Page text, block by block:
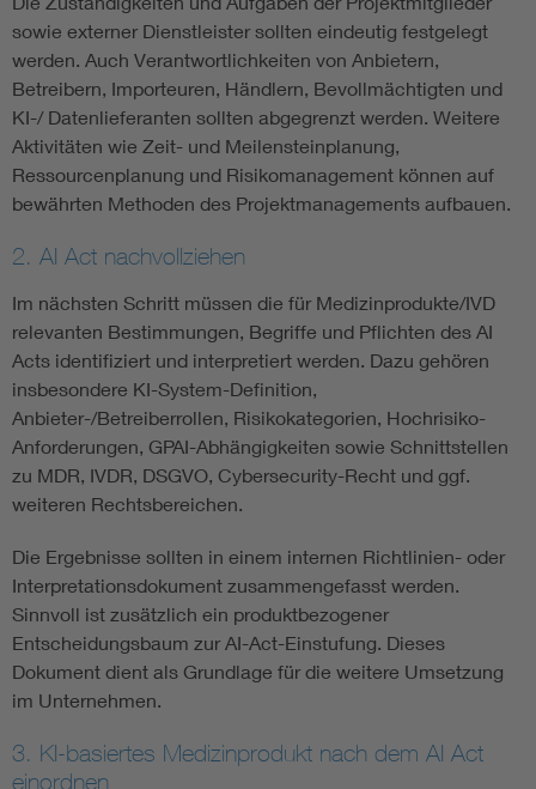
sowie externer Dienstleister sollten eindeutig festgelegt
werden. Auch Verantwortlichkeiten von Anbietern,
Betreibern, Importeuren, Händlern, Bevollmächtigten und
KI-/ Datenlieferanten sollten abgegrenzt werden. Weitere
Aktivitäten wie Zeit- und Meilensteinplanung,
Ressourcenplanung und Risikomanagement können auf
bewährten Methoden des Projektmanagements aufbauen.
2. AI Act nachvollziehen
Im nächsten Schritt müssen die für Medizinprodukte/IVD
relevanten Bestimmungen, Begriffe und Pflichten des AI
Acts identifiziert und interpretiert werden. Dazu gehören
insbesondere KI-System-Definition,
Anbieter-/Betreiberrollen, Risikokategorien, Hochrisiko-
Anforderungen, GPAI-Abhängigkeiten sowie Schnittstellen
zu MDR, IVDR, DSGVO, Cybersecurity-Recht und ggf.
weiteren Rechtsbereichen.
Die Ergebnisse sollten in einem internen Richtlinien- oder
Interpretationsdokument zusammengefasst werden.
Sinnvoll ist zusätzlich ein produktbezogener
Entscheidungsbaum zur AI-Act-Einstufung. Dieses
Dokument dient als Grundlage für die weitere Umsetzung
im Unternehmen.
3. KI-basiertes Medizinprodukt nach dem AI Act
einordnen